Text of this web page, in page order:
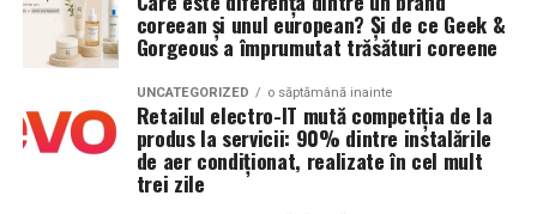
diferențială și o instalație electrică verificată. O pompă
folosită lângă apă, pământ umed și cabluri întinse prin
grădină trebuie conectată în condiții sigure.
Puterea motorului trebuie corelată cu performanța
pompei, nu aleasă doar după ideea că „mai mulți wați
înseamnă mai bine”. O pompă eficientă poate oferi debit
suprafețele din piatră cer un iluminat cald, bine calibrat.
Temperatura luminii și impactul asupra arhitecturii
Clădirile din centrul istoric au texturi unice. Piatra,
cărămida aparentă și lemnul reacționează diferit la
coreean și unul european? Și de ce Geek &
Gorgeous a împrumutat trăsături coreene
UNCATEGORIZED o săptămână inainte
Retailul electro-IT mută competiția de la
produs la servicii: 90% dintre instalările
de aer condiționat, realizate în cel mult
trei zile